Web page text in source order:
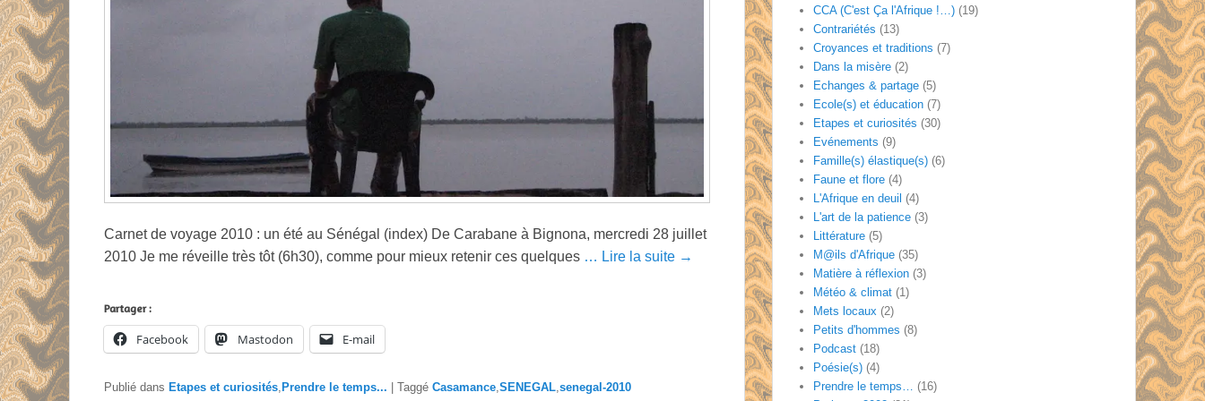
Carnet de voyage 2010 : un été au Sénégal (index) De Carabane à Bignona, mercredi 28 juillet
2010 Je me réveille très tôt (6h30), comme pour mieux retenir ces quelques … Lire la suite →
Partager :
Facebook Mastodon E-mail
Publié dans Etapes et curiosités Prendre le temps... Taggé Casamance SENEGAL senegal-2010
CCA (C'est Ça l'Afrique !…) (19)
Contrariétés (13)
Croyances et traditions (7)
Dans la misère (2)
Echanges & partage (5)
Ecole(s) et éducation (7)
Etapes et curiosités (30)
Evénements (9)
Famille(s) élastique(s) (6)
Faune et flore (4)
L'Afrique en deuil (4)
L'art de la patience (3)
Littérature (5)
M@ils d'Afrique (35)
Matière à réflexion (3)
Météo & climat (1)
Mets locaux (2)
Petits d'hommes (8)
Podcast (18)
Poésie(s) (4)
Prendre le temps… (16)